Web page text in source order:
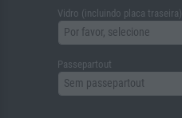
Vidro (incluindo placa traseira)
Por favor, selecione
Passepartout
Sem passepartout